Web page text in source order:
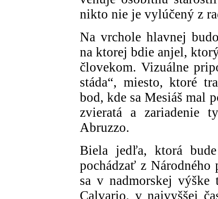
nikto nie je vylúčený z
Na vrchole hlavnej
na ktorej bdie anjel,
človekom. Vizuálne
stáda“, miesto, ktoré
bod, kde sa Mesiáš mal
zvieratá a zariadenie
Abruzzo.
Biela jedľa, ktorá
pochádzať z Národného
sa v nadmorskej
Calvario, v najvyššej